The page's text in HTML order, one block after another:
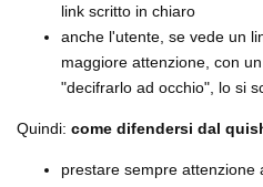
link scritto in chiaro
anche l'utente, se vede un
maggiore attenzione, con
"decifrarlo ad occhio", lo si
Quindi: come difendersi dal
prestare sempre attenzione